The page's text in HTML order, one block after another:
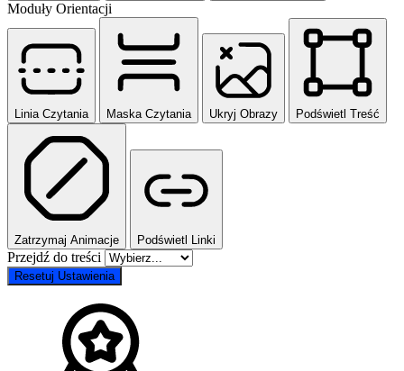
Moduły Orientacji
Linia Czytania Maska Czytania Ukryj Obrazy Podświetl Treść
Zatrzymaj Animacje Podświetl Linki
Przejdź do treści
Resetuj Ustawienia